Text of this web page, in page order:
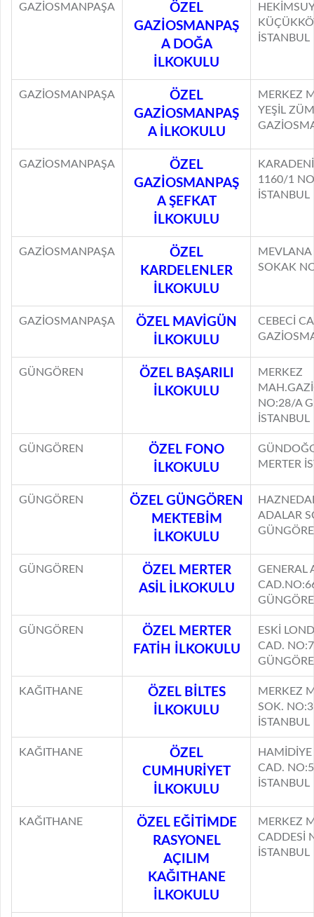
GAZİOSMANPAŞA
ÖZEL
GAZİOSMANPAŞ
A DOĞA
İLKOKULU
İSTANBUL
GAZİOSMANPAŞA
ÖZEL
GAZİOSMANPAŞ
A İLKOKULU
MERKEZ
YEŞİL
GAZİOSMANPAŞA
ÖZEL
GAZİOSMANPAŞ
A ŞEFKAT
İLKOKULU
1160/1
İSTANBUL
GAZİOSMANPAŞA
ÖZEL
KARDELENLER
İLKOKULU
SOKAK
GAZİOSMANPAŞA
ÖZEL MAVİGÜN
İLKOKULU
CEBECİ
GÜNGÖREN
ÖZEL BAŞARILI
İLKOKULU
MERKEZ
NO:28/A
İSTANBUL
GÜNGÖREN
ÖZEL FONO
İLKOKULU
MERTER
GÜNGÖREN
ÖZEL GÜNGÖREN
MEKTEBİM
İLKOKULU
ADALAR
GÜNGÖREN
ÖZEL MERTER
ASİL İLKOKULU
GENERAL
GÜNGÖREN
ÖZEL MERTER
FATİH İLKOKULU
ESKİ
CAD.
KAĞITHANE
ÖZEL BİLTES
İLKOKULU
MERKEZ
SOK.
İSTANBUL
KAĞITHANE
ÖZEL
CUMHURİYET
İLKOKULU
CAD.
İSTANBUL
KAĞITHANE
ÖZEL EĞİTİMDE
RASYONEL
AÇILIM
KAĞITHANE
İLKOKULU
MERKEZ
CADDESİ
İSTANBUL